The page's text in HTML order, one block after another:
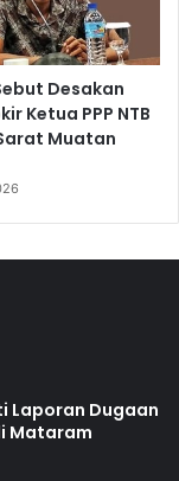
Desakan
Ketua PPP NTB
Muatan
Laporan Dugaan
Mataram